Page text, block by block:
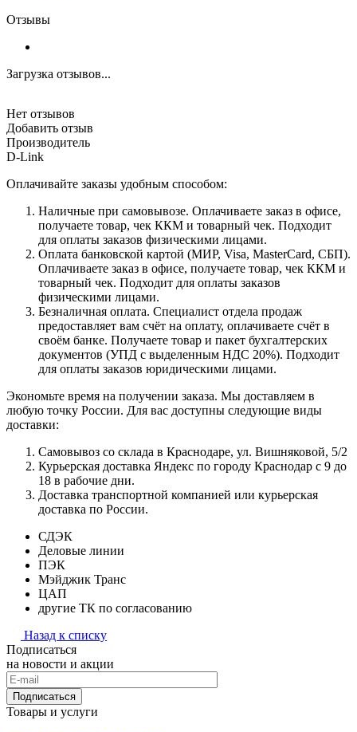
Отзывы
Загрузка отзывов...
Нет отзывов
Добавить отзыв
Производитель
D-Link
Оплачивайте заказы удобным способом:
Наличные при самовывозе. Оплачиваете заказ в офисе,
получаете товар, чек ККМ и товарный чек. Подходит
для оплаты заказов физическими лицами.
Оплата банковской картой (МИР, Visa, MasterCard, СБП).
Оплачиваете заказ в офисе, получаете товар, чек ККМ и
товарный чек. Подходит для оплаты заказов
физическими лицами.
Безналичная оплата. Специалист отдела продаж
предоставляет вам счёт на оплату, оплачиваете счёт в
своём банке. Получаете товар и пакет бухгалтерских
документов (УПД с выделенным НДС 20%). Подходит
для оплаты заказов юридическими лицами.
Экономьте время на получении заказа. Мы доставляем в
любую точку России. Для вас доступны следующие виды
доставки:
Самовывоз со склада в Краснодаре, ул. Вишняковой, 5/2
Курьерская доставка Яндекс по городу Краснодар с 9 до
18 в рабочие дни.
Доставка транспортной компанией или курьерская
доставка по России.
СДЭК
Деловые линии
ПЭК
Мэйджик Транс
ЦАП
другие ТК по согласованию
Назад к списку
Подписаться
на новости и акции
Подписаться
Товары и услуги